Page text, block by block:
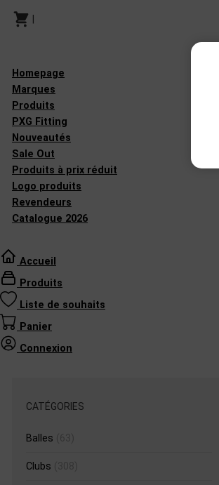
Homepage
Marques
Produits
PXG Fitting
Nouveautés
Sale Out
Produits à prix réduit
Logo produits
Revendeurs
Catalogue 2026
Accueil
Produits
Liste de souhaits
Panier
Connexion
CATÉGORIES
Balles
Clubs